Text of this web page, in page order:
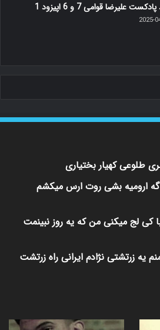
علیرضا قوامی 7 و 6 اپیزود 1
2025-
طلوعی کهیار بختیاری
ارومیه بشی روت ارس میکشم
کی لج میکنی من که یه روز نبینمت
یه زرتشتی نژادم ایرانی راه زرتشت